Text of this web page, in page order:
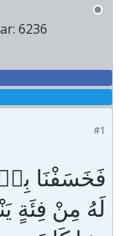
6236
#1
فَخَسَفْنَا بِه۪
لَهُ مِنْ فِئَةٍ